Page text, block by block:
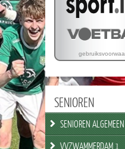
SENIOREN
SENIOREN ALGEMEEN
VVZWAMMERDAM 1